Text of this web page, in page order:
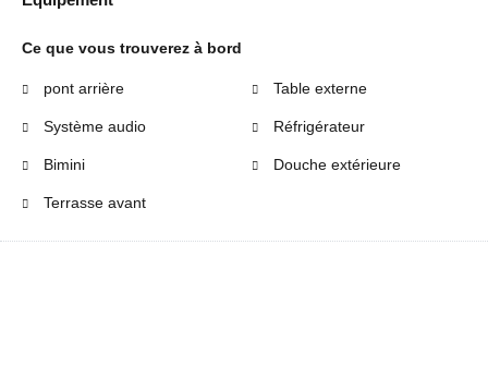
Ce que vous trouverez à bord
pont arrière
Système audio
Bimini
Terrasse avant
Table externe
Réfrigérateur
Douche extérieure